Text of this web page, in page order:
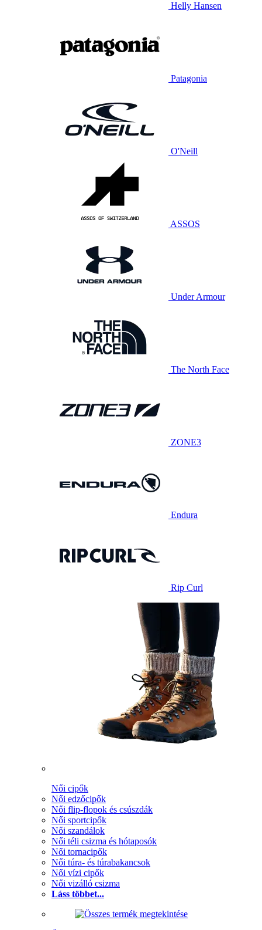
Helly Hansen
Patagonia
O'Neill
ASSOS
Under Armour
The North Face
ZONE3
Endura
Rip Curl
Női cipők
Női edzőcipők
Női flip-flopok és csúszdák
Női sportcipők
Női szandálok
Női téli csizma és hótaposók
Női tornacipők
Női túra- és túrabakancsok
Női vízi cipők
Női vizálló csizma
Láss többet...